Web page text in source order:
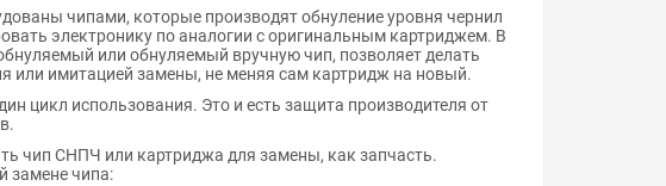
чипами, которые производят обнуление уровня чернил
электронику по аналогии с оригинальным картриджем. В
или обнуляемый вручную чип, позволяет делать
или имитацией замены, не меняя сам картридж на новый.
цикл использования. Это и есть защита производителя от
чип СНПЧ или картриджа для замены, как запчасть.
замене чипа: